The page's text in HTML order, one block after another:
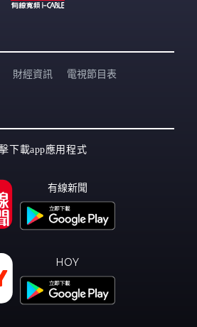
財經資訊 電視節目表
下載app應用程式
有線新聞
HOY